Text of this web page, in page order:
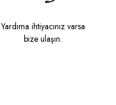
Yardıma ihtiyacınız varsa
bize ulaşın.